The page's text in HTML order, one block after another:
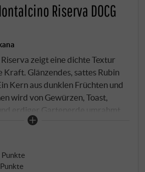
Riserva DOCG
zeigt eine dichte Textur
Kraft. Glänzendes, sattes Rubin
Kern aus dunklen Früchten und
wird von Gewürzen, Toast,
erdiger Gartenerde umrahmt.
Tannin, baut sich in vielen
Trockenheit, tolles
Punkte